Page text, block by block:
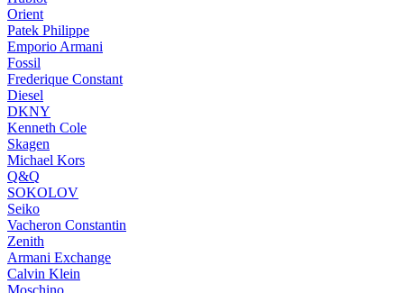
Orient
Patek Philippe
Emporio Armani
Fossil
Frederique Constant
Diesel
DKNY
Kenneth Cole
Skagen
Michael Kors
Q&Q
SOKOLOV
Seiko
Vacheron Constantin
Zenith
Armani Exchange
Calvin Klein
Moschino